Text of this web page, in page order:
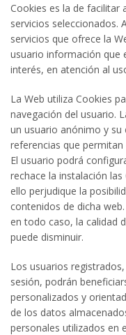
Cookies es la de facilitar
servicios seleccionados.
servicios que ofrece la
usuario información que
interés, en atención al
La Web utiliza Cookies
navegación del usuario.
un usuario anónimo y
referencias que
El usuario podrá
rechace la instalación
ello perjudique la
contenidos de dicha
en todo caso, la calidad
puede disminuir.
Los usuarios
sesión, podrán
personalizados y
de los datos
personales utilizados en